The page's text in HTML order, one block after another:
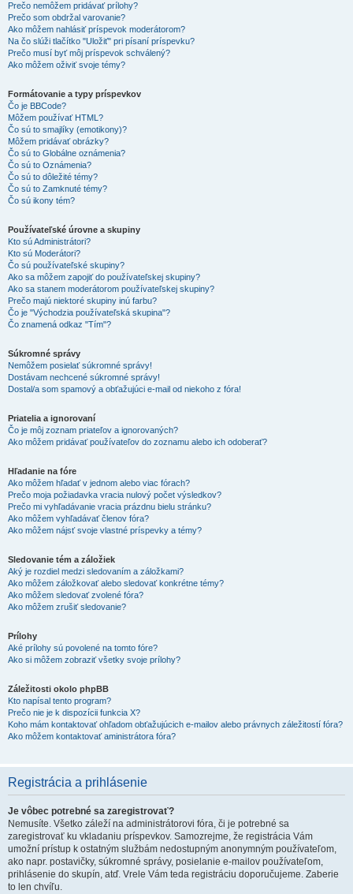
Prečo nemôžem pridávať prílohy?
Prečo som obdržal varovanie?
Ako môžem nahlásiť príspevok moderátorom?
Na čo slúži tlačítko "Uložiť" pri písaní príspevku?
Prečo musí byť môj príspevok schválený?
Ako môžem oživiť svoje témy?
Formátovanie a typy príspevkov
Čo je BBCode?
Môžem používať HTML?
Čo sú to smajlíky (emotikony)?
Môžem pridávať obrázky?
Čo sú to Globálne oznámenia?
Čo sú to Oznámenia?
Čo sú to dôležité témy?
Čo sú to Zamknuté témy?
Čo sú ikony tém?
Používateľské úrovne a skupiny
Kto sú Administrátori?
Kto sú Moderátori?
Čo sú používateľské skupiny?
Ako sa môžem zapojiť do používateľskej skupiny?
Ako sa stanem moderátorom používateľskej skupiny?
Prečo majú niektoré skupiny inú farbu?
Čo je "Východzia používateľská skupina"?
Čo znamená odkaz "Tím"?
Súkromné správy
Nemôžem posielať súkromné správy!
Dostávam nechcené súkromné správy!
Dostal/a som spamový a obťažujúci e-mail od niekoho z fóra!
Priatelia a ignorovaní
Čo je môj zoznam priateľov a ignorovaných?
Ako môžem pridávať používateľov do zoznamu alebo ich odoberať?
Hľadanie na fóre
Ako môžem hľadať v jednom alebo viac fórach?
Prečo moja požiadavka vracia nulový počet výsledkov?
Prečo mi vyhľadávanie vracia prázdnu bielu stránku?
Ako môžem vyhľadávať členov fóra?
Ako môžem nájsť svoje vlastné príspevky a témy?
Sledovanie tém a záložiek
Aký je rozdiel medzi sledovaním a záložkami?
Ako môžem záložkovať alebo sledovať konkrétne témy?
Ako môžem sledovať zvolené fóra?
Ako môžem zrušiť sledovanie?
Prílohy
Aké prílohy sú povolené na tomto fóre?
Ako si môžem zobraziť všetky svoje prílohy?
Záležitosti okolo phpBB
Kto napísal tento program?
Prečo nie je k dispozícii funkcia X?
Koho mám kontaktovať ohľadom obťažujúcich e-mailov alebo právnych záležitostí fóra?
Ako môžem kontaktovať aministrátora fóra?
Registrácia a prihlásenie
Je vôbec potrebné sa zaregistrovať?
Nemusíte. Všetko záleží na administrátorovi fóra, či je potrebné sa
zaregistrovať ku vkladaniu príspevkov. Samozrejme, že registrácia Vám
umožní prístup k ostatným službám nedostupným anonymným používateľom,
ako napr. postavičky, súkromné správy, posielanie e-mailov používateľom,
prihlásenie do skupín, atď. Vrele Vám teda registráciu doporučujeme. Zaberie
to len chvíľu.